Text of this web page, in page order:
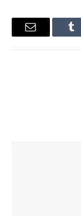
Tumblr
البريد